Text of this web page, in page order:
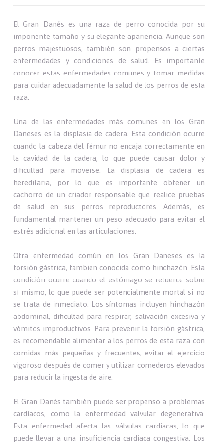
El Gran Danés es una raza de perro conocida por su
imponente tamaño y su elegante apariencia. Aunque son
perros majestuosos, también son propensos a ciertas
enfermedades y condiciones de salud. Es importante
conocer estas enfermedades comunes y tomar medidas
para cuidar adecuadamente la salud de los perros de esta
raza.
Una de las enfermedades más comunes en los Gran
Daneses es la displasia de cadera. Esta condición ocurre
cuando la cabeza del fémur no encaja correctamente en
la cavidad de la cadera, lo que puede causar dolor y
dificultad para moverse. La displasia de cadera es
hereditaria, por lo que es importante obtener un
cachorro de un criador responsable que realice pruebas
de salud en sus perros reproductores. Además, es
fundamental mantener un peso adecuado para evitar el
estrés adicional en las articulaciones.
Otra enfermedad común en los Gran Daneses es la
torsión gástrica, también conocida como hinchazón. Esta
condición ocurre cuando el estómago se retuerce sobre
sí mismo, lo que puede ser potencialmente mortal si no
se trata de inmediato. Los síntomas incluyen hinchazón
abdominal, dificultad para respirar, salivación excesiva y
vómitos improductivos. Para prevenir la torsión gástrica,
es recomendable alimentar a los perros de esta raza con
comidas más pequeñas y frecuentes, evitar el ejercicio
vigoroso después de comer y utilizar comederos elevados
para reducir la ingesta de aire.
El Gran Danés también puede ser propenso a problemas
cardíacos, como la enfermedad valvular degenerativa.
Esta enfermedad afecta las válvulas cardíacas, lo que
puede llevar a una insuficiencia cardíaca congestiva. Los